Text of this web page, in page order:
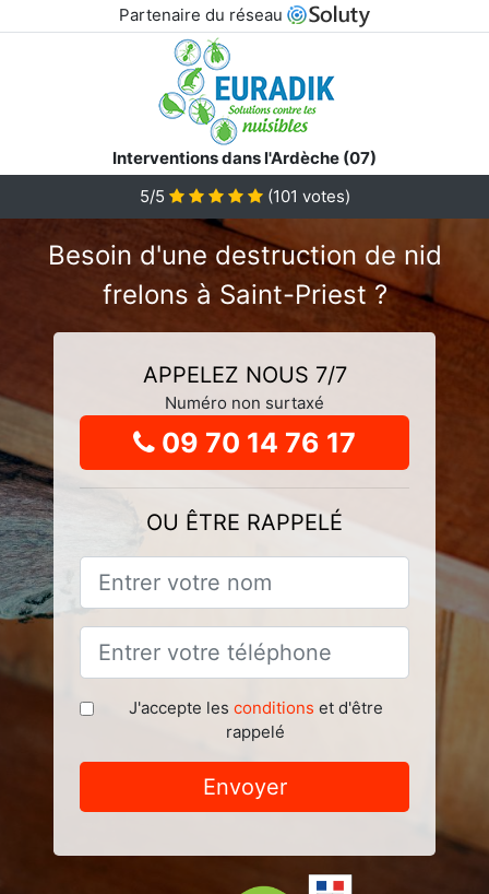
Partenaire du réseau
Interventions dans l'Ardèche (07)
5/5 (101 votes)
Besoin d'une destruction de nid
frelons à Saint-Priest ?
APPELEZ NOUS 7/7
Numéro non surtaxé
09 70 14 76 17
OU ÊTRE RAPPELÉ
J'accepte les conditions et d'être
rappelé
Envoyer